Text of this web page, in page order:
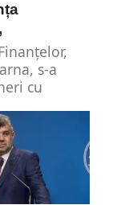
s-a
cu
a...